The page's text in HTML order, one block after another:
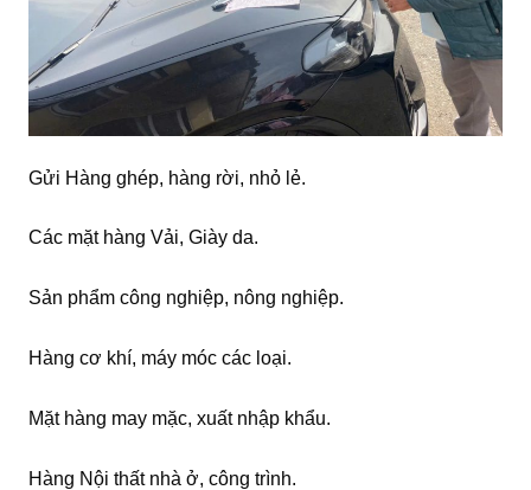
Gửi Hàng ghép, hàng rời, nhỏ lẻ.
Các mặt hàng Vải, Giày da.
Sản phẩm công nghiệp, nông nghiệp.
Hàng cơ khí, máy móc các loại.
Mặt hàng may mặc, xuất nhập khẩu.
Hàng Nội thất nhà ở, công trình.